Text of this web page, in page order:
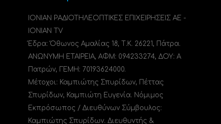
ΙΟΝΙΑΝ ΡΑΔΙΟΤΗΛΕΟΠΤΙΚΕΣ ΕΠΙΧΕΙΡΗΣΕΙΣ ΑΕ -
IONIAN TV
Έδρα: Όθωνος Αμαλίας 18, Τ.Κ. 26221, Πάτρα.
ΑΝΩΝΥΜΗ ΕΤΑΙΡΕΙΑ, ΑΦΜ: 094233274, ΔΟΥ: A
Πατρών, ΓΕΜΗ: 70193624000.
Μέτοχοι: Καμπιώτης Σπυρίδων, Πέττας
Σπυρίδων, Καμπιώτη Ευγενία. Νόμιμος
Εκπρόσωπος / Διευθύνων Σύμβουλος:
Καμπιώτης Σπυρίδων. Διευθυντής &